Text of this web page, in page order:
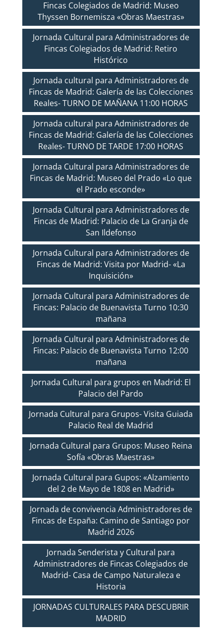
Fincas Colegiados de Madrid: Museo
Thyssen Bornemisza «Obras Maestras»
Jornada Cultural para Administradores de
Fincas Colegiados de Madrid: Retiro
Histórico
Jornada cultural para Administradores de
Fincas de Madrid: Galería de las Colecciones
Reales- TURNO DE MAÑANA 11:00 HORAS
Jornada cultural para Administradores de
Fincas de Madrid: Galería de las Colecciones
Reales- TURNO DE TARDE 17:00 HORAS
Jornada Cultural para Administradores de
Fincas de Madrid: Museo del Prado «Lo que
el Prado esconde»
Jornada Cultural para Administradores de
Fincas de Madrid: Palacio de La Granja de
San Ildefonso
Jornada Cultural para Administradores de
Fincas de Madrid: Visita por Madrid- «La
Inquisición»
Jornada Cultural para Administradores de
Fincas: Palacio de Buenavista Turno 10:30
mañana
Jornada Cultural para Administradores de
Fincas: Palacio de Buenavista Turno 12:00
mañana
Jornada Cultural para grupos en Madrid: El
Palacio del Pardo
Jornada Cultural para Grupos- Visita Guiada
Palacio Real de Madrid
Jornada Cultural para Grupos: Museo Reina
Sofía «Obras Maestras»
Jornada Cultural para Gupos: «Alzamiento
del 2 de Mayo de 1808 en Madrid»
Jornada de convivencia Administradores de
Fincas de España: Camino de Santiago por
Madrid 2026
Jornada Senderista y Cultural para
Administradores de Fincas Colegiados de
Madrid- Casa de Campo Naturaleza e
Historia
JORNADAS CULTURALES PARA DESCUBRIR
MADRID